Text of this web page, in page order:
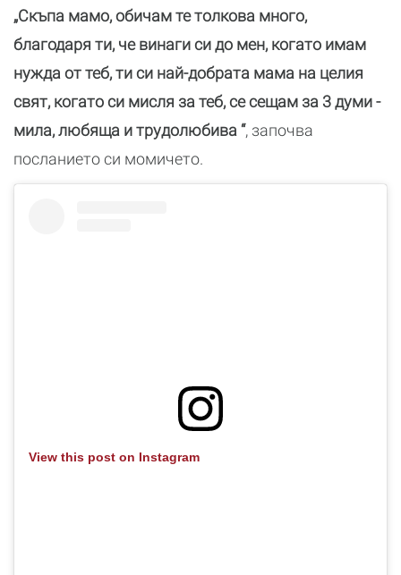
„Скъпа мамо, обичам те толкова много,
благодаря ти, че винаги си до мен, когато имам
нужда от теб, ти си най-добрата мама на целия
свят, когато си мисля за теб, се сещам за 3 думи -
мила, любяща и трудолюбива “, започва
посланието си момичето.
View this post on Instagram